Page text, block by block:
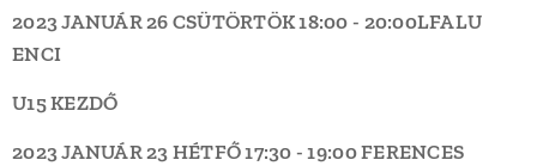
2023 JANUÁR 26 CSÜTÖRTÖK18:00 - 20:00LFALU
ENCI
U15 KEZDŐ
2023 JANUÁR 23 HÉTFŐ17:30 - 19:00FERENCES